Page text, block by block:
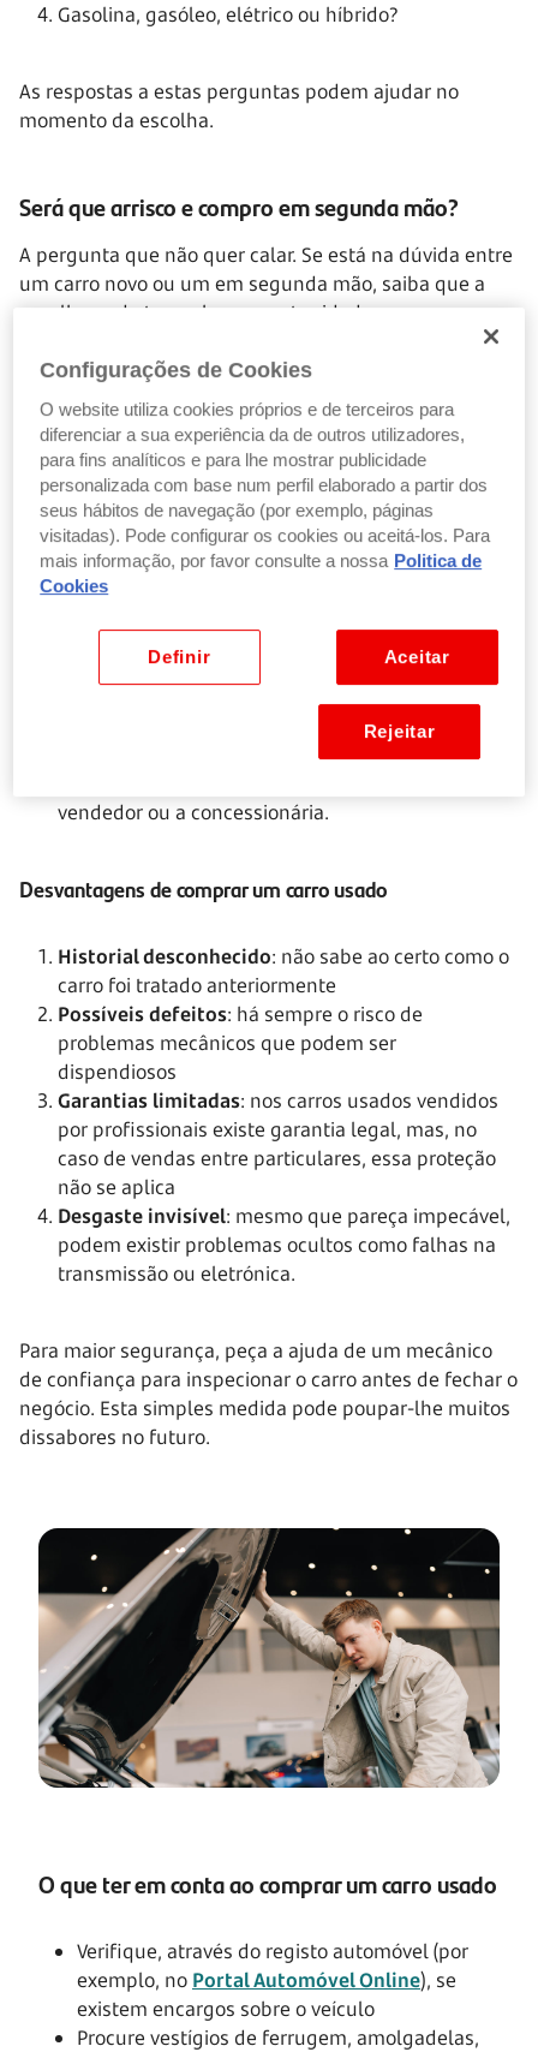
Gasolina, gasóleo, elétrico ou híbrido?
As respostas a estas perguntas podem ajudar no
momento da escolha.
Será que arrisco e compro em segunda mão?
A pergunta que não quer calar. Se está na dúvida entre
um carro novo ou um em segunda mão, saiba que a
escolha pode trazer boas oportunidades — mas
Vantagens de comprar um carro usado
Comprar um veículo em segunda mão costuma ser
mais económico e reduz o risco de endividamento
já que, para comprar um carro novo, o mais
provável é recorrer ao crédito automóvel
Um carro novo perde valor rapidamente nos
por essa fase crítica
Com o mesmo orçamento de um carro novo
Ao contrário dos carros novos, os usados permitem
vendedor ou a concessionária.
Desvantagens de comprar um carro usado
Historial desconhecido: não sabe ao certo como o
carro foi tratado anteriormente
Possíveis defeitos: há sempre o risco de
problemas mecânicos que podem ser
dispendiosos
Garantias limitadas: nos carros usados vendidos
por profissionais existe garantia legal, mas, no
caso de vendas entre particulares, essa proteção
não se aplica
Desgaste invisível: mesmo que pareça impecável,
podem existir problemas ocultos como falhas na
transmissão ou eletrónica.
Para maior segurança, peça a ajuda de um mecânico
de confiança para inspecionar o carro antes de fechar o
negócio. Esta simples medida pode poupar-lhe muitos
dissabores no futuro.
O que ter em conta ao comprar um carro usado
Verifique, através do registo automóvel (por
exemplo, no Portal Automóvel Online), se
existem encargos sobre o veículo
Procure vestígios de ferrugem, amolgadelas,
Configurações de Cookies
O website utiliza cookies próprios e de terceiros para
diferenciar a sua experiência da de outros utilizadores,
para fins analíticos e para lhe mostrar publicidade
personalizada com base num perfil elaborado a partir dos
seus hábitos de navegação (por exemplo, páginas
visitadas). Pode configurar os cookies ou aceitá-los. Para
mais informação, por favor consulte a nossa Politica de
Cookies
Aceitar
Definir
Rejeitar